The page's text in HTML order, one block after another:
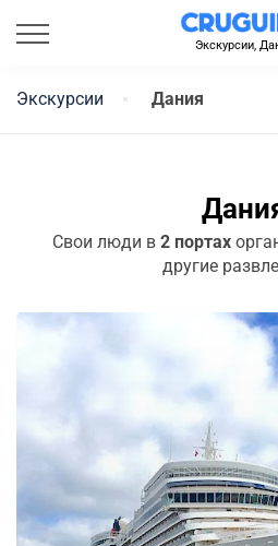
Экскурсии,
Экскурсии Дания
Свои люди в 2 портах
другие